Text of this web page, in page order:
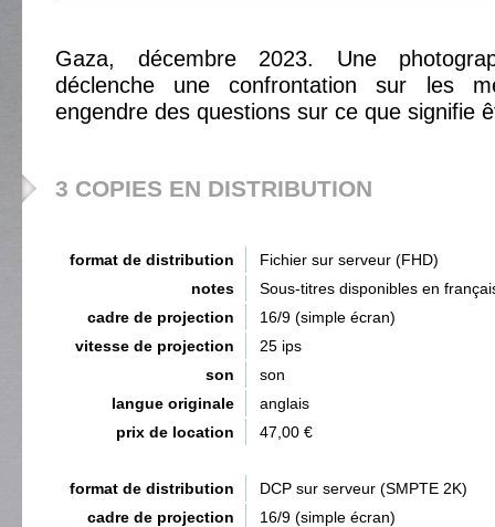
Gaza, décembre 2023. Une
déclenche une confrontation sur les
engendre des questions sur ce que signifie
3 COPIES EN DISTRIBUTION
format de distribution
Fichier sur serveur (FHD)
notes
Sous-titres disponibles en
cadre de projection
16/9 (simple écran)
vitesse de projection
25 ips
son
son
langue originale
anglais
prix de location
47,00 €
format de distribution
DCP sur serveur (SMPTE 2K)
cadre de projection
16/9 (simple écran)